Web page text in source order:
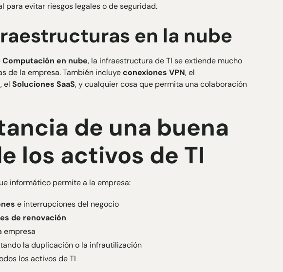
para evitar riesgos legales o de seguridad.
en la nube
Computación en nube, la infraestructura de TI se extiende mucho
de la empresa. También incluyeconexiones VPN, el
, el Soluciones SaaS, y cualquier cosa que permita una colaboración
de una buena
los activos de TI
informático permite a la empresa:
e interrupciones del negocio
de renovación
empresa
la duplicación o la infrautilización
los activos de TI